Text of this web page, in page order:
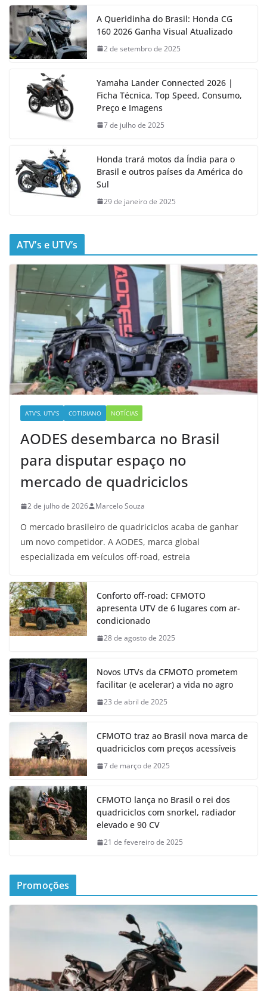
A Queridinha do Brasil: Honda CG
160 2026 Ganha Visual Atualizado
2 de setembro de 2025
Yamaha Lander Connected 2026 |
Ficha Técnica, Top Speed, Consumo,
Preço e Imagens
7 de julho de 2025
Honda trará motos da Índia para o
Brasil e outros países da América do
Sul
29 de janeiro de 2025
ATV’s e UTV’s
ATV'S, UTV'S COTIDIANO NOTÍCIAS
AODES desembarca no Brasil
para disputar espaço no
mercado de quadriciclos
2 de julho de 2026 Marcelo Souza
O mercado brasileiro de quadriciclos acaba de ganhar
um novo competidor. A AODES, marca global
especializada em veículos off-road, estreia
Conforto off-road: CFMOTO
apresenta UTV de 6 lugares com ar-
condicionado
28 de agosto de 2025
Novos UTVs da CFMOTO prometem
facilitar (e acelerar) a vida no agro
23 de abril de 2025
CFMOTO traz ao Brasil nova marca de
quadriciclos com preços acessíveis
7 de março de 2025
CFMOTO lança no Brasil o rei dos
quadriciclos com snorkel, radiador
elevado e 90 CV
21 de fevereiro de 2025
Promoções